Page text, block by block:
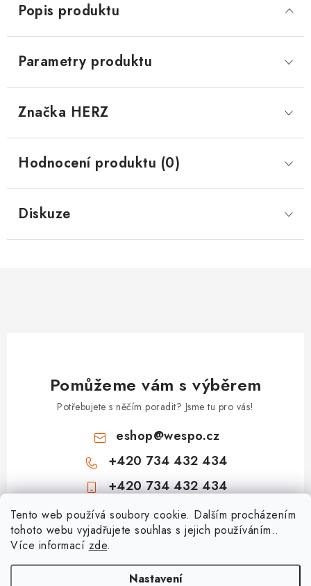
Tento web používá soubory cookie. Dalším procházením
tohoto webu vyjadřujete souhlas s jejich používáním..
Více informací zde.
Nastavení
Popis produktu
Parametry produktu
Značka HERZ
Hodnocení produktu (0)
Diskuze
Pomůžeme vám s výběrem
Potřebujete s něčím poradit? Jsme tu pro vás!
eshop@wespo.cz
+420 734 432 434
+420 734 432 434
Informace pro vás